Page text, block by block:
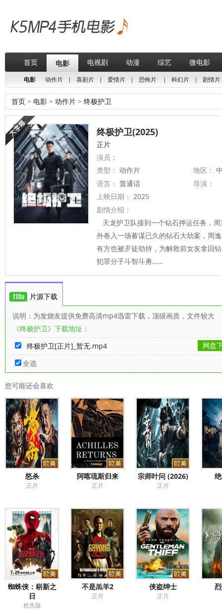
首页 电影 电视剧 动漫 综艺 微电影
电影 动作片 | 喜剧片 | 爱情片 | 恐怖片 | 科幻片 | 剧情片
首页 > 电影 > 动作片 > 终极护卫
终极护卫(2025)
正片
演员：
类型： 动作片 地区：
语言： 普通话
导演：
上映日期： 2025
剧情介绍：
天龙护卫队接到一个钻石押运任务，
外卷入一场蓄谋已久的钻石大劫案，周
有方也被歹徒劫持，为解救前女友拿回
犯罪分子斗智斗勇……
片源下载
说明：为发烧友提供免费高清mp4迅雷下载，顶级画质，文件较大
《终极护卫》下载地址：
终极护卫[正片]_暂无.mp4
网盘
全选
您可能还会喜欢
怒杀
正片
阿喀琉斯归来
正片
宗师叶问 (2026)
正片
蜘蛛侠：崭新之
日
抢先版
不是羔羊2
正片
侠盗绅士
正片